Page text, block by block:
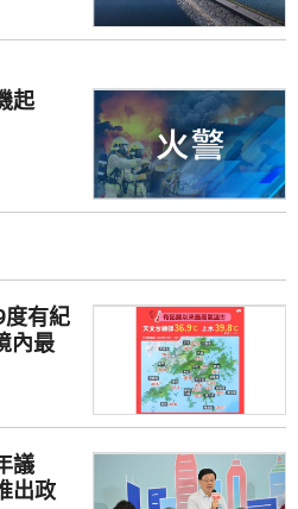
起
度有紀
內最
議
出政